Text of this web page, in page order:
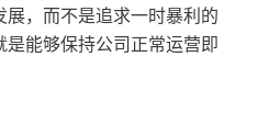
，而不是追求一时暴利的
能够保持公司正常运营即